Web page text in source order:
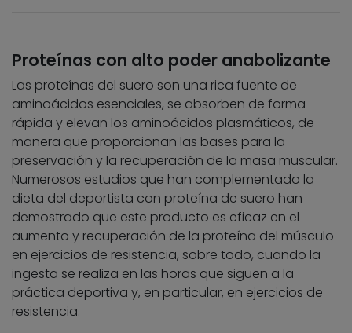
Proteínas con alto poder anabolizante
Las proteínas del suero son una rica fuente de
aminoácidos esenciales, se absorben de forma
rápida y elevan los aminoácidos plasmáticos, de
manera que proporcionan las bases para la
preservación y la recuperación de la masa muscular.
Numerosos estudios que han complementado la
dieta del deportista con proteína de suero han
demostrado que este producto es eficaz en el
aumento y recuperación de la proteína del músculo
en ejercicios de resistencia, sobre todo, cuando la
ingesta se realiza en las horas que siguen a la
práctica deportiva y, en particular, en ejercicios de
resistencia.